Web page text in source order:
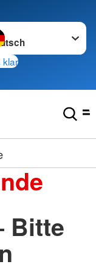
wechseln zu
klar
Bitte